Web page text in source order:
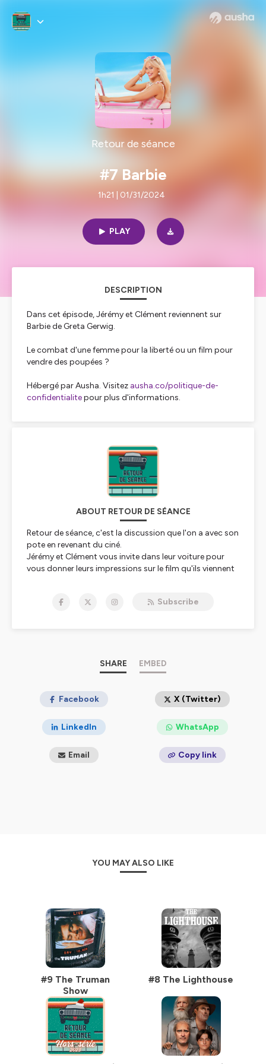
Retour de séance
#7 Barbie
1h21 | 01/31/2024
PLAY
DESCRIPTION
Dans cet épisode, Jérémy et Clément reviennent sur
Barbie de Greta Gerwig.
Le combat d'une femme pour la liberté ou un film pour
vendre des poupées ?
Hébergé par Ausha. Visitez ausha.co/politique-de-
confidentialitepour plus d'informations.
ABOUT RETOUR DE SÉANCE
Retour de séance, c'est la discussion que l'on a avec son
pote en revenant du ciné.
Jérémy et Clément vous invite dans leur voiture pour
vous donner leurs impressions sur le film qu'ils viennent
Hébergé par Ausha. Visitez
ausha.co/politique-de-
Subscribe
SHARE EMBED
Facebook X (Twitter)
LinkedIn WhatsApp
Email Copy link
YOU MAY ALSO LIKE
#9 The Truman
Show
#8 The Lighthouse